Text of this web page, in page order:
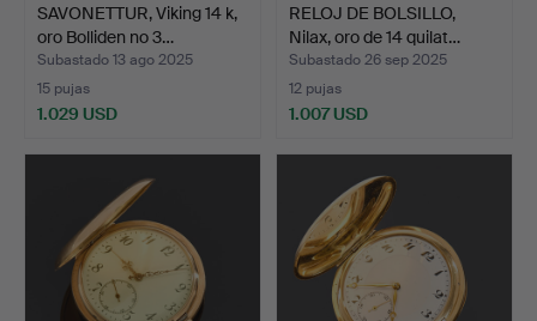
SAVONETTUR, Viking 14 k,
oro Bolliden no 3…
Subastado 13 ago 2025
15 pujas
1.029 USD
RELOJ DE BOLSILLO,
Nilax, oro de 14 quilat…
Subastado 26 sep 2025
12 pujas
1.007 USD